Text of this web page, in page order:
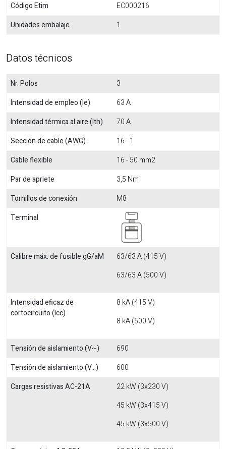
Código Etim
EC000216
Unidades embalaje
1
Datos técnicos
Nr. Polos
3
Intensidad de empleo (Ie)
63 A
Intensidad térmica al aire (Ith)
70 A
Sección de cable (AWG)
16 - 1
Cable flexible
16 - 50 mm2
Par de apriete
3,5 Nm
Tornillos de conexión
M8
Terminal
Calibre máx. de fusible gG/aM
63/63 A (415 V)
63/63 A (500 V)
Intensidad eficaz de
cortocircuito (Icc)
8 kA (415 V)
8 kA (500 V)
Tensión de aislamiento (V~)
690
Tensión de aislamiento (V...)
600
Cargas resistivas AC-21A
22 kW (3x230 V)
45 kW (3x415 V)
45 kW (3x500 V)